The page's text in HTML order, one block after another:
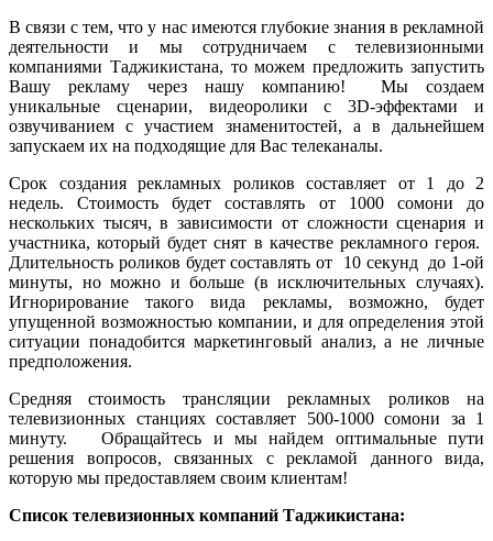
В связи с тем, что у нас имеются глубокие знания в рекламной
деятельности и мы сотрудничаем с телевизионными
компаниями Таджикистана, то можем предложить запустить
Вашу рекламу через нашу компанию! Мы создаем
уникальные сценарии, видеоролики с 3D-эффектами и
озвучиванием с участием знаменитостей, а в дальнейшем
запускаем их на подходящие для Вас телеканалы.
Срок создания рекламных роликов составляет от 1 до 2
недель. Стоимость будет составлять от 1000 сомони до
нескольких тысяч, в зависимости от сложности сценария и
участника, который будет снят в качестве рекламного героя.
Длительность роликов будет составлять от 10 секунд до 1-ой
минуты, но можно и больше (в исключительных случаях).
Игнорирование такого вида рекламы, возможно, будет
упущенной возможностью компании, и для определения этой
ситуации понадобится маркетинговый анализ, а не личные
предположения.
Средняя стоимость трансляции рекламных роликов на
телевизионных станциях составляет 500-1000 сомони за 1
минуту. Обращайтесь и мы найдем оптимальные пути
решения вопросов, связанных с рекламой данного вида,
которую мы предоставляем своим клиентам!
Список телевизионных компаний Таджикистана: